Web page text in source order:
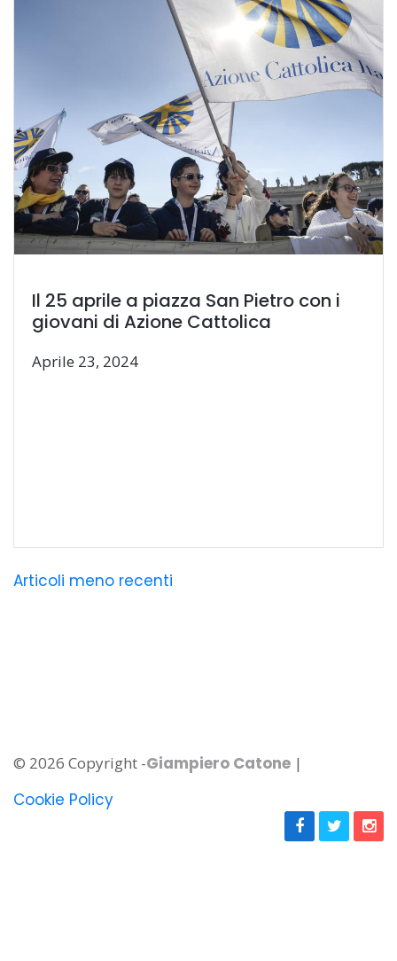
Il 25 aprile a piazza San Pietro con i
giovani di Azione Cattolica
Aprile 23, 2024
Navigazione
Articoli meno recenti
© 2026 Copyright -Giampiero Catone |
Cookie Policy